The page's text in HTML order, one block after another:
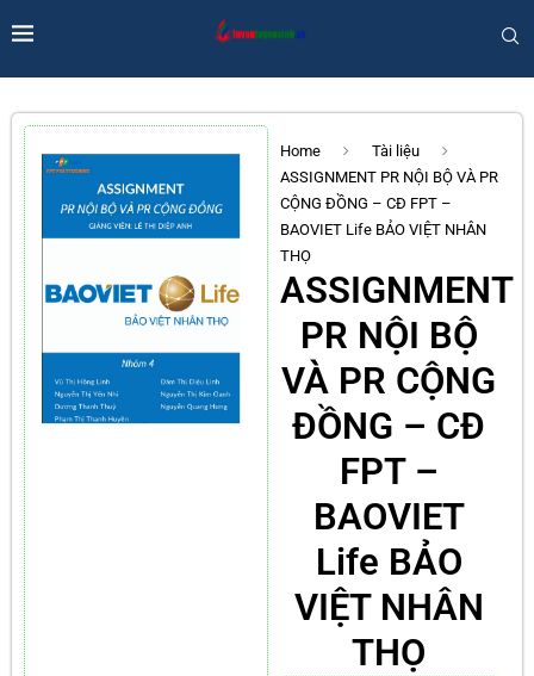
Home
Tài liệu
ASSIGNMENT PR NỘI BỘ VÀ PR
CỘNG ĐỒNG – CĐ FPT –
BAOVIET Life BẢO VIỆT NHÂN
THỌ
ASSIGNMENT
PR NỘI BỘ
VÀ PR CỘNG
ĐỒNG – CĐ
FPT –
BAOVIET
Life BẢO
VIỆT NHÂN
THỌ